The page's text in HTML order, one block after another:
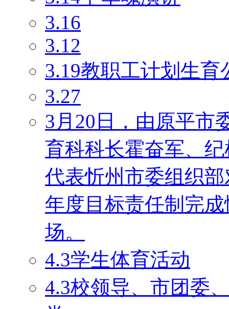
3.16
3.12
3.19教职工计划生育
3.27
3月20日，由原平市
育科科长霍奋军、
代表忻州市委组织
年度目标责任制完
场。
4.3学生体育活动
4.3校领导、市团委